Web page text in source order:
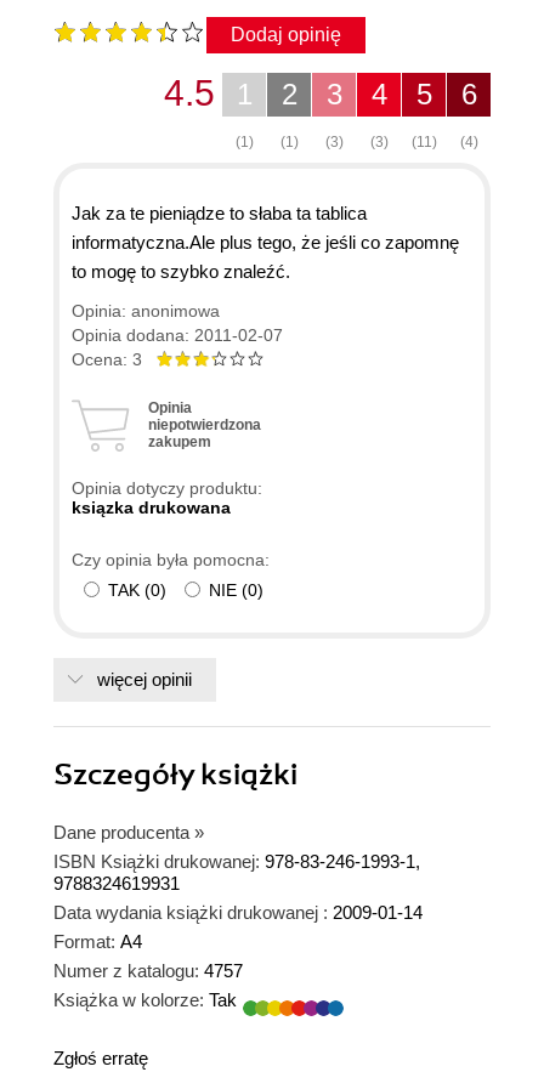
Dodaj opinię
6
(4)
5
(11)
4
(3)
3
(3)
2
(1)
1
(1)
4.5
Jak za te pieniądze to słaba ta tablica
informatyczna.Ale plus tego, że jeśli co zapomnę
to mogę to szybko znaleźć.
Opinia: anonimowa
Opinia dodana: 2011-02-07
Ocena: 3
Opinia
niepotwierdzona
zakupem
Opinia dotyczy produktu:
ksiązka drukowana
Czy opinia była pomocna:
TAK (0) NIE (0)
więcej opinii
Szczegółyksiążki
Dane producenta »
ISBN Książki drukowanej: 978-83-246-1993-1,
9788324619931
Data wydania książki drukowanej : 2009-01-14
Format: A4
Numer z katalogu: 4757
Książka w kolorze: Tak
Zgłoś erratę